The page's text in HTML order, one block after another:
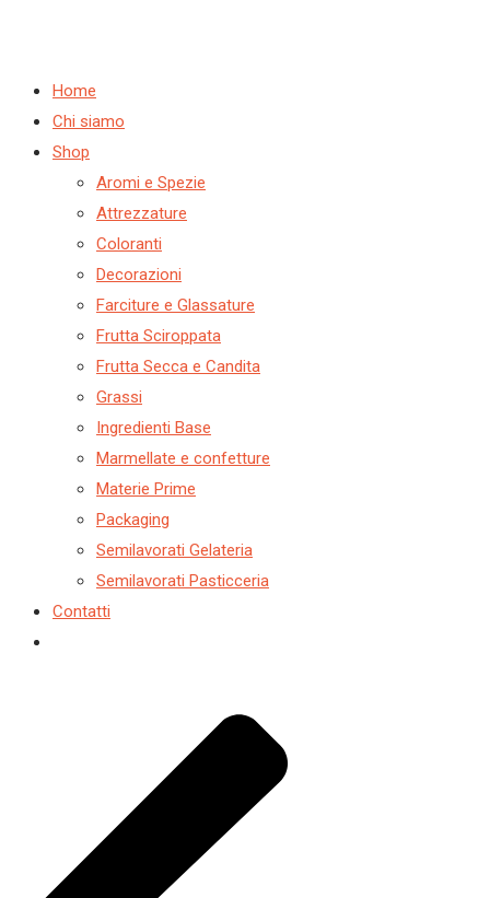
Home
Chi siamo
Shop
Aromi e Spezie
Attrezzature
Coloranti
Decorazioni
Farciture e Glassature
Frutta Sciroppata
Frutta Secca e Candita
Grassi
Ingredienti Base
Marmellate e confetture
Materie Prime
Packaging
Semilavorati Gelateria
Semilavorati Pasticceria
Contatti